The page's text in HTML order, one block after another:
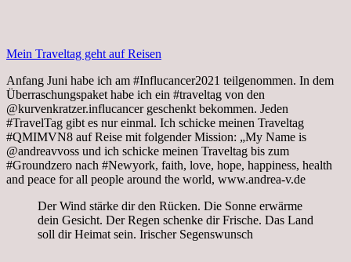
Mein Traveltag geht auf Reisen
Anfang Juni habe ich am #Influcancer2021 teilgenommen. In dem
Überraschungspaket habe ich ein #traveltag von den
@kurvenkratzer.influcancer geschenkt bekommen. Jeden
#TravelTag gibt es nur einmal. Ich schicke meinen Traveltag
#QMIMVN8 auf Reise mit folgender Mission: „My Name is
@andreavvoss und ich schicke meinen Traveltag bis zum
#Groundzero nach #Newyork, faith, love, hope, happiness, health
and peace for all people around the world, www.andrea-v.de
Der Wind stärke dir den Rücken. Die Sonne erwärme
dein Gesicht. Der Regen schenke dir Frische. Das Land
soll dir Heimat sein. Irischer Segenswunsch